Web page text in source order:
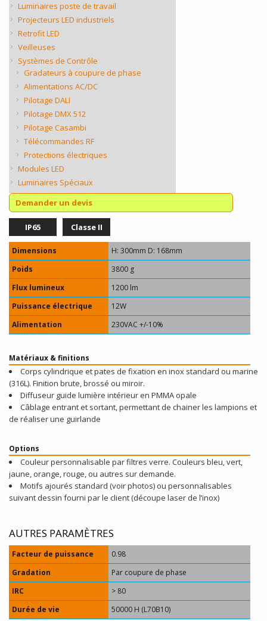
Luminaires poste de travail
Projecteurs LED industriels
Retrofit LED
Veilleuses
Systèmes de Contrôle
Gradateurs à coupure de phase
Alimentations AC/DC
Pilotage DALI
Pilotage DMX 512
Pilotage Casambi
Télécommandes RF
Protections électriques
Modules LED
Luminaires Spéciaux
Demander un devis
IP65 Classe II
Dimensions
H: 300mm D: 168mm
Poids
3800 g
Flux lumineux
1200 lm
Puissance électrique
12W
Alimentation
230VAC +/-10%
Matériaux & finitions
Corps cylindrique et pates de fixation en inox standard ou marine
(316L). Finition brute, brossé ou miroir.
Diffuseur guide lumière intérieur en PMMA opale
Câblage entrant et sortant, permettant de chainer les lampions et
de réaliser une guirlande
Options
Couleur personnalisable par filtres verre. Couleurs bleu, vert,
jaune, orange, rouge, ou autres sur demande.
Motifs ajourés standard (voir photos) ou personnalisables
suivant dessin fourni par le client (découpe laser de l’inox)
AUTRES PARAMÈTRES
Facteur de puissance
0.98
Gradation
Par coupure de phase
IRC
> 80
Durée de vie
50000 H (L70B10)